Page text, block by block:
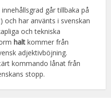
går tillbaka på
och har använts i svenskan
och tekniska
halt kommer från
adjektivböjning.
kommando lånat från
stopp.